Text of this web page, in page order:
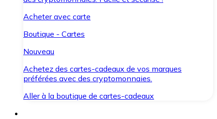
Acheter avec carte
Boutique - Cartes
Nouveau
Achetez des cartes-cadeaux de vos marques
préférées avec des cryptomonnaies.
Aller à la boutique de cartes-cadeaux